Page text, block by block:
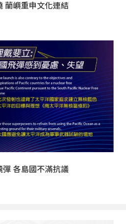
蘭嶼重申文化連結
彈 各島國不滿抗議